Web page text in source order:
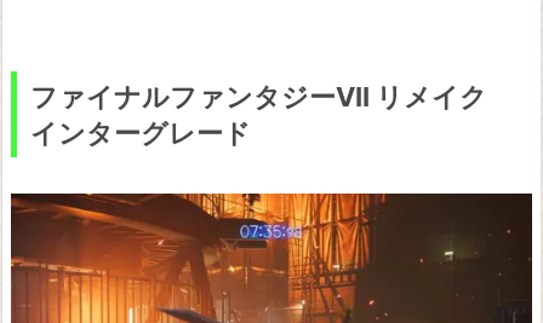
ファイナルファンタジーVII リメイク
インターグレード